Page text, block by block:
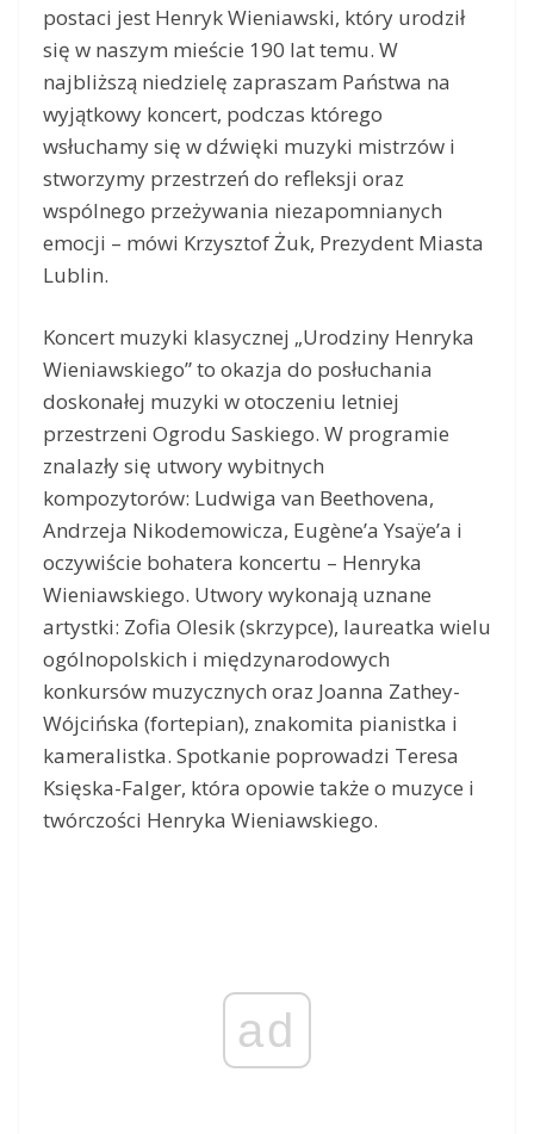
postaci jest Henryk Wieniawski, który urodził
się w naszym mieście 190 lat temu. W
najbliższą niedzielę zapraszam Państwa na
wyjątkowy koncert, podczas którego
wsłuchamy się w dźwięki muzyki mistrzów i
stworzymy przestrzeń do refleksji oraz
wspólnego przeżywania niezapomnianych
emocji – mówi Krzysztof Żuk, Prezydent Miasta
Lublin.
Koncert muzyki klasycznej „Urodziny Henryka
Wieniawskiego” to okazja do posłuchania
doskonałej muzyki w otoczeniu letniej
przestrzeni Ogrodu Saskiego. W programie
znalazły się utwory wybitnych
kompozytorów: Ludwiga van Beethovena,
Andrzeja Nikodemowicza, Eugène’a Ysaÿe’a i
oczywiście bohatera koncertu – Henryka
Wieniawskiego. Utwory wykonają uznane
artystki: Zofia Olesik (skrzypce), laureatka wielu
ogólnopolskich i międzynarodowych
konkursów muzycznych oraz Joanna Zathey-
Wójcińska (fortepian), znakomita pianistka i
kameralistka. Spotkanie poprowadzi Teresa
Księska-Falger, która opowie także o muzyce i
twórczości Henryka Wieniawskiego.
ad